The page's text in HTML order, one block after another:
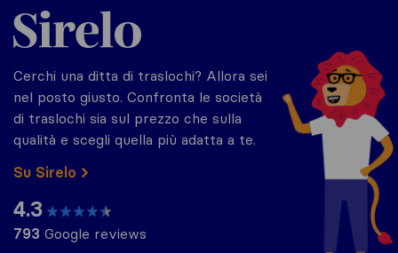
Sirelo.it
Cerchi una ditta di traslochi? Allora sei
nel posto giusto. Confronta le società
di traslochi sia sul prezzo che sulla
qualità e scegli quella più adatta a te.
Su Sirelo
4.3
793 Google reviews